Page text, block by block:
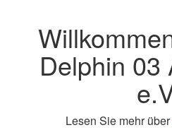
Delphin 03
Lesen Sie mehr über